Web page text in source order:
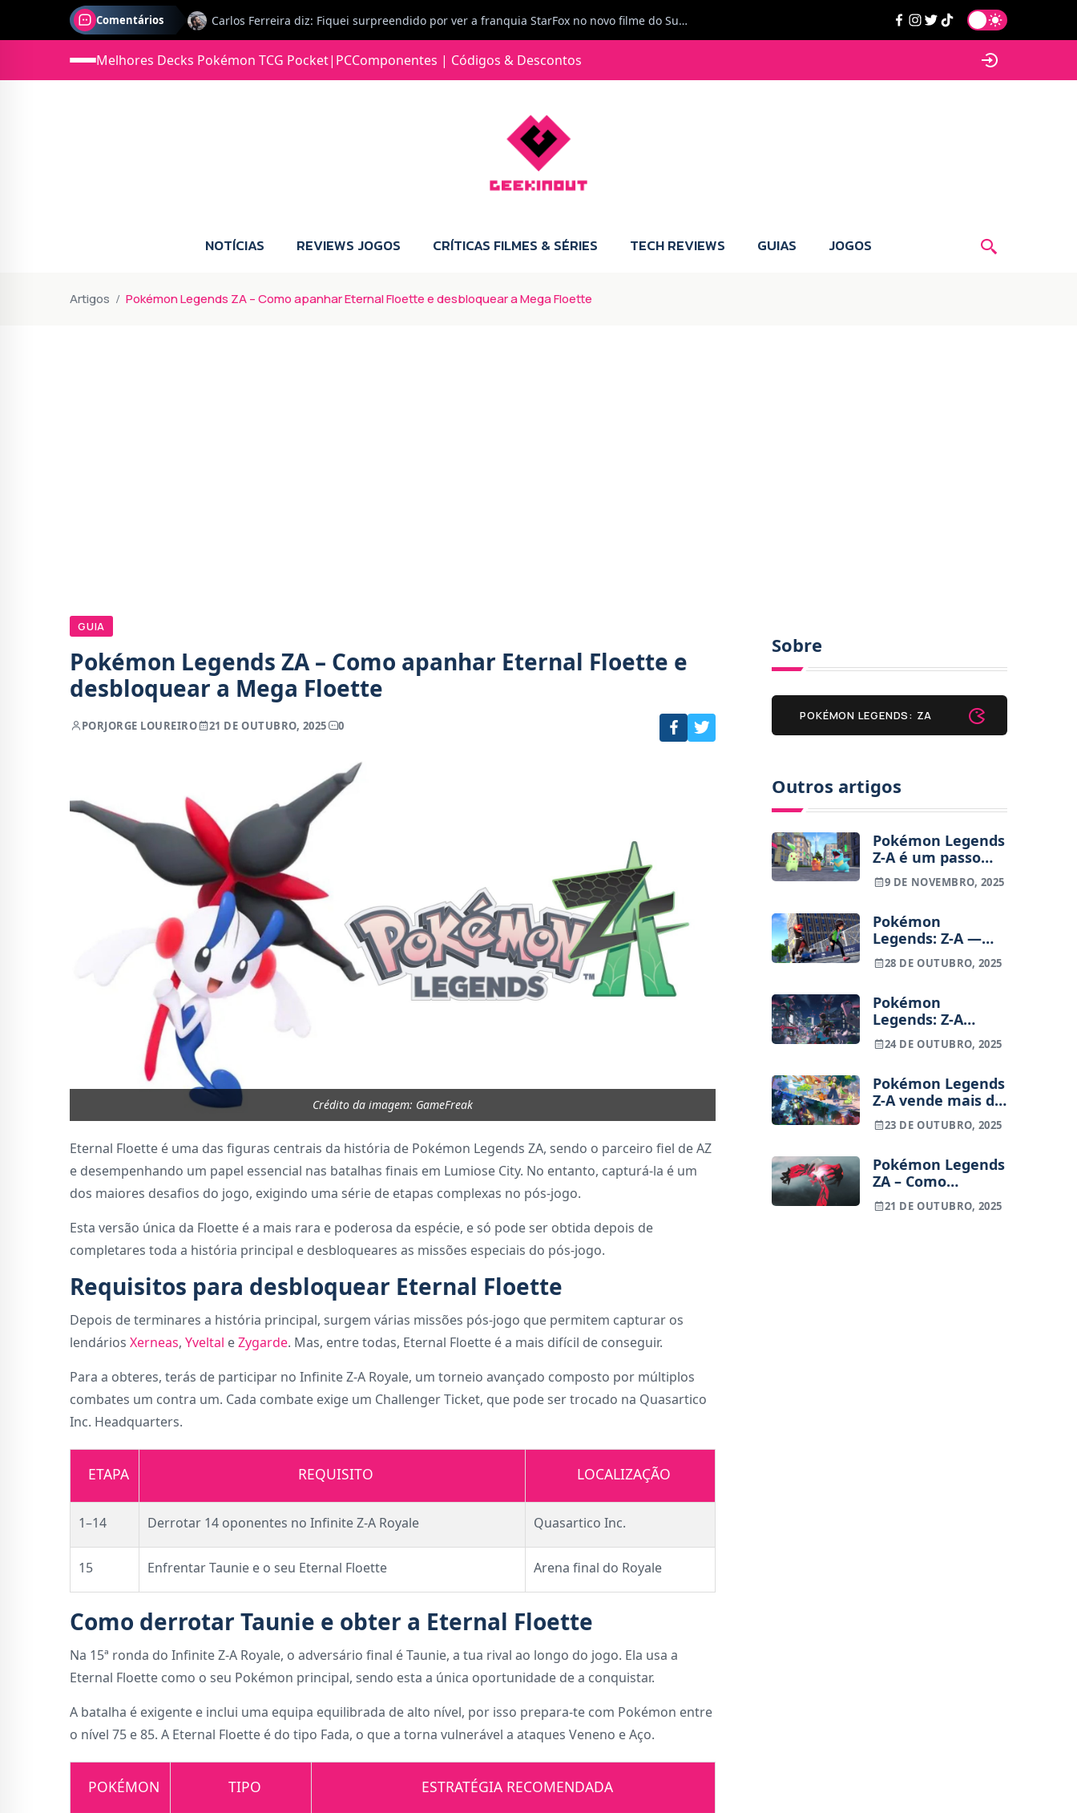
Comentários Jorge Loureiro | Fearme diz: A versão da Switch 2 tem censura... mas também não perdes muito.
Jonas diz: Estou seriamente com vontade para comprar para a Switch 2 :P
Jorge Loureiro | Fearme diz: Boas, obrigado pelo teu comentário. Talvez seja verdade que a Microsoft está a tentar redefinir o futuro dos jogos, mas para uma marca que já trocou de estratégia tantas vezes, é difícil acreditar em mais uma virada de direção. Basta lembrar do Kinect, da aposta no cloud gaming, ou mesmo do discurso de que os exclusivos eram "essenciais": todas essas promessas acabaram por perder força com o tempo. Além disso, há um ponto chave que estás a ignorar: as consolas Xbox. Está à vista que foram praticamente abandonadas. Quem comprou uma Xbox Series X a pensar que ia ser a máquina indispensável para jogar exclusivos, ficou a arder, porque hoje esses jogos chegam também ao PC e, cada vez mais, até à concorrência. Isso mina a identidade da marca e enfraquece a confiança dos jogadores. A PlayStation até pode estar a lançar alguns jogos na Xbox como o Helldivers 2, mas não é o catálogo inteiro. Desta forma, as consolas PS5 continuam a ter valor.
Melhores Decks Pokémon TCG Pocket| PCComponentes | Códigos & Descontos
NOTÍCIAS REVIEWS JOGOS CRÍTICAS FILMES & SÉRIES TECH REVIEWS GUIAS JOGOS
Artigos Pokémon Legends ZA – Como apanhar Eternal Floette e desbloquear a Mega Floette
GUIA
Pokémon Legends ZA – Como apanhar Eternal Floette e
desbloquear a Mega Floette
PORJORGE LOUREIRO 21 DE OUTUBRO, 2025 0
Crédito da imagem: GameFreak
Eternal Floette é uma das figuras centrais da história de Pokémon Legends ZA, sendo o parceiro fiel de AZ
e desempenhando um papel essencial nas batalhas finais em Lumiose City. No entanto, capturá-la é um
dos maiores desafios do jogo, exigindo uma série de etapas complexas no pós-jogo.
Esta versão única da Floette é a mais rara e poderosa da espécie, e só pode ser obtida depois de
completares toda a história principal e desbloqueares as missões especiais do pós-jogo.
Requisitos para desbloquear Eternal Floette
Depois de terminares a história principal, surgem várias missões pós-jogo que permitem capturar os
lendários Xerneas, Yveltal eZygarde. Mas, entre todas, Eternal Floette é a mais difícil de conseguir.
Para a obteres, terás de participar no Infinite Z-A Royale, um torneio avançado composto por múltiplos
combates um contra um. Cada combate exige um Challenger Ticket, que pode ser trocado na Quasartico
Inc. Headquarters.
ETAPA REQUISITO LOCALIZAÇÃO
1–14 Derrotar 14 oponentes no Infinite Z-A Royale Quasartico Inc.
15 Enfrentar Taunie e o seu Eternal Floette Arena final do Royale
Como derrotar Taunie e obter a Eternal Floette
Na 15ª ronda do Infinite Z-A Royale, o adversário final é Taunie, a tua rival ao longo do jogo. Ela usa a
Eternal Floette como o seu Pokémon principal, sendo esta a única oportunidade de a conquistar.
A batalha é exigente e inclui uma equipa equilibrada de alto nível, por isso prepara-te com Pokémon entre
o nível 75 e 85. A Eternal Floette é do tipo Fada, o que a torna vulnerável a ataques Veneno e Aço.
POKÉMON TIPO ESTRATÉGIA RECOMENDADA
Sobre
POKÉMON LEGENDS: ZA
Outros artigos
Pokémon Legends
Z-A é um passo
em frente, mas
ainda longe do
merece
9 DE NOVEMBRO, 2025
Pokémon
Legends: Z-A —
Todos os Alpha
Pokémon e onde
28 DE OUTUBRO, 2025
Pokémon
Legends: Z-A
vende 5,8 milhões
de cópias na
24 DE OUTUBRO, 2025
Pokémon Legends
Z-A vende mais de
1 milhão de
unidades só no
23 DE OUTUBRO, 2025
Pokémon Legends
ZA – Como
apanhar Yveltal
21 DE OUTUBRO, 2025